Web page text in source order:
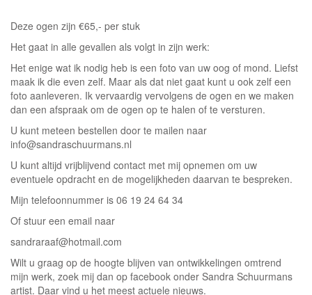
Deze ogen zijn €65,- per stuk
Het gaat in alle gevallen als volgt in zijn werk:
Het enige wat ik nodig heb is een foto van uw oog of mond. Liefst
maak ik die even zelf. Maar als dat niet gaat kunt u ook zelf een
foto aanleveren. Ik vervaardig vervolgens de ogen en we maken
dan een afspraak om de ogen op te halen of te versturen.
U kunt meteen bestellen door te mailen naar
info@sandraschuurmans.nl
U kunt altijd vrijblijvend contact met mij opnemen om uw
eventuele opdracht en de mogelijkheden daarvan te bespreken.
Mijn telefoonnummer is 06 19 24 64 34
Of stuur een email naar
sandraraaf@hotmail.com
Wilt u graag op de hoogte blijven van ontwikkelingen omtrend
mijn werk, zoek mij dan op facebook onder Sandra Schuurmans
artist. Daar vind u het meest actuele nieuws.